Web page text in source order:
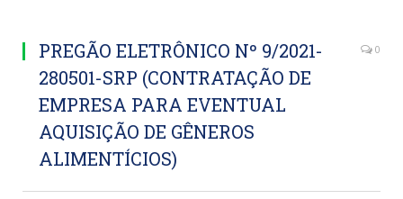
PREGÃO ELETRÔNICO Nº 9/2021-
280501-SRP (CONTRATAÇÃO DE
EMPRESA PARA EVENTUAL
AQUISIÇÃO DE GÊNEROS
ALIMENTÍCIOS)
0